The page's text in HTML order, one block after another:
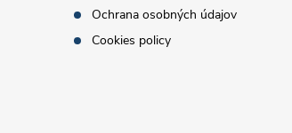
Ochrana osobných údajov
Cookies policy